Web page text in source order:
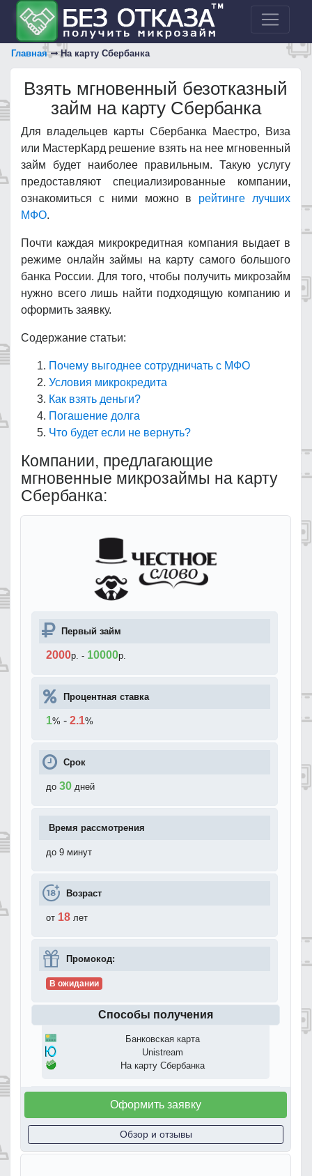
Главная На карту Сбербанка
Взять мгновенный безотказный
займ на карту Сбербанка
Для владельцев карты Сбербанка Маестро, Виза
или МастерКард решение взять на нее мгновенный
займ будет наиболее правильным. Такую услугу
предоставляют специализированные компании,
ознакомиться с ними можно в рейтинге лучших
МФО.
Почти каждая микрокредитная компания выдает в
режиме онлайн займы на карту самого большого
банка России. Для того, чтобы получить микрозайм
нужно всего лишь найти подходящую компанию и
оформить заявку.
Содержание статьи:
Почему выгоднее сотрудничать с МФО
Условия микрокредита
Как взять деньги?
Погашение долга
Что будет если не вернуть?
Компании, предлагающие
мгновенные микрозаймы на карту
Сбербанка:
Первый займ
2000р. - 10000р.
Процентная ставка
1% - 2.1%
Срок
до 30 дней
Время рассмотрения
до 9 минут
Возраст
от 18 лет
Промокод:
В ожидании
Способы получения
Банковская карта
Unistream
На карту Сбербанка
Оформить заявку
Обзор и отзывы